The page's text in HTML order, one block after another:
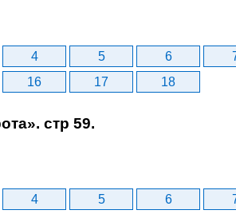
4 5 6
16 17 18
стр 59.
4 5 6